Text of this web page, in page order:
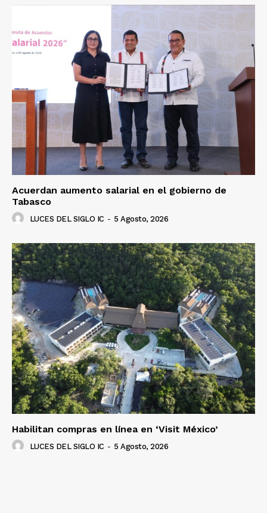
Luces
Del Siglo
Acuerdan aumento salarial en el gobierno de
Tabasco
LUCES DEL SIGLO IC - 5 Agosto, 2026
Habilitan compras en línea en ‘Visit México’
LUCES DEL SIGLO IC - 5 Agosto, 2026